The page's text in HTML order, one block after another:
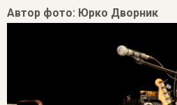
Автор фото: Юрко Дворник